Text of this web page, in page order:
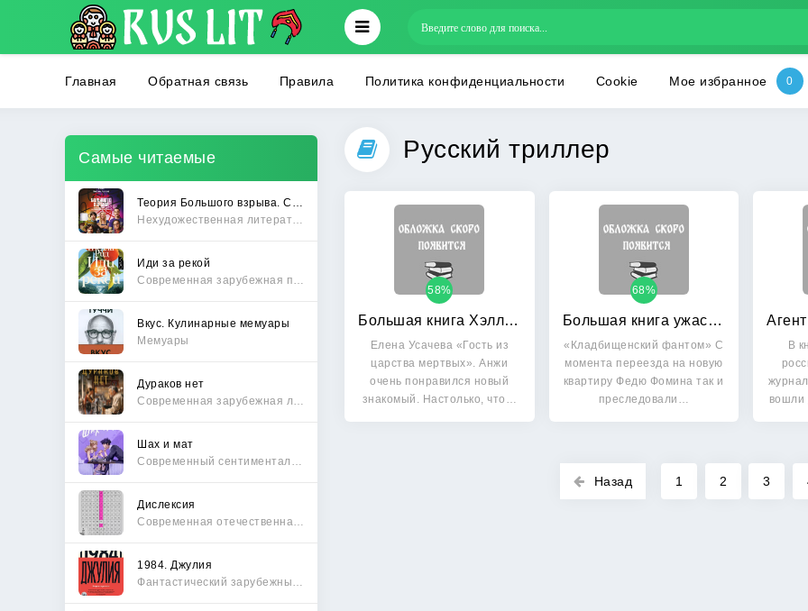
Главная Обратная связь Правила Политика конфиденциальности Cookie Мое избранное
Самые читаемые
Иди за рекой
Вкус. Кулинарные мемуары
Мемуары
Дураков нет
Шах и мат
Дислексия
1984. Джулия
Русский триллер
Большая книга Хэллоуина: Гость из царства мертвых: Город упырей. Зло умеет ждать
58%
Елена Усачева «Гость из
царства мертвых». Анжи
очень понравился новый
знакомый. Настолько, что…
Большая книга ужасов 8
68%
«Кладбищенский фантом» С
момента переезда на новую
квартиру Федю Фомина так и
преследовали…
В
вошли
Назад 1 2 3